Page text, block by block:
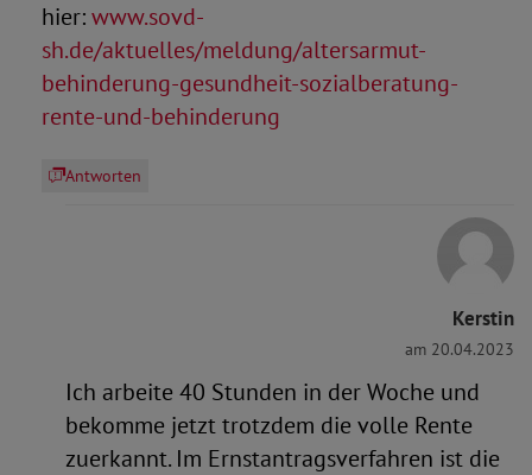
hier:www.sovd-
sh.de/aktuelles/meldung/altersarmut-
behinderung-gesundheit-sozialberatung-
rente-und-behinderung
Antworten
Kerstin
am 20.04.2023
Ich arbeite 40 Stunden in der Woche und
bekomme jetzt trotzdem die volle Rente
zuerkannt. Im Ernstantragsverfahren ist die